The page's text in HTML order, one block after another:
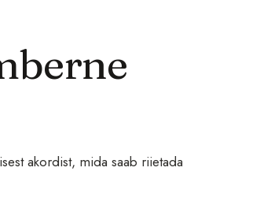
akordist, mida saab riietada